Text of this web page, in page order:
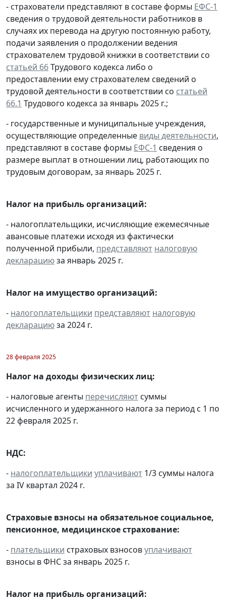
- страхователи представляют в составе формы ЕФС-1
сведения о трудовой деятельности работников в
случаях их перевода на другую постоянную работу,
подачи заявления о продолжении ведения
страхователем трудовой книжки в соответствии со
статьей 66Трудового кодекса либо о
предоставлении ему страхователем сведений о
трудовой деятельности в соответствии со статьей
66.1 Трудового кодекса за январь 2025 г.;
- государственные и муниципальные учреждения,
осуществляющие определенные виды деятельности,
представляют в составе формы ЕФС-1 сведения о
размере выплат в отношении лиц, работающих по
трудовым договорам, за январь 2025 г.
Налог на прибыль организаций:
- налогоплательщики, исчисляющие ежемесячные
авансовые платежи исходя из фактически
полученной прибыли, представляют налоговую
декларациюза январь 2025 г.
Налог на имущество организаций:
- налогоплательщики представляют налоговую
декларациюза 2024 г.
28 февраля 2025
Налог на доходы физических лиц:
- налоговые агенты перечисляют суммы
исчисленного и удержанного налога за период с 1 по
22 февраля 2025 г.
НДС:
- налогоплательщики уплачивают 1/3 суммы налога
за IV квартал 2024 г.
Страховые взносы на обязательное социальное,
пенсионное, медицинское страхование:
- плательщики страховых взносовуплачивают
взносы в ФНС за январь 2025 г.
Налог на прибыль организаций: